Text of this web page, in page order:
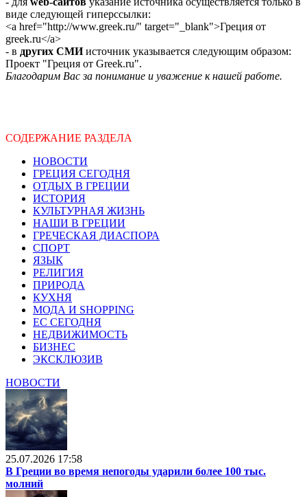
виде следующей гиперссылки:
<a href="http://www.greek.ru/" target="_blank">Греция от
greek.ru</a>
- в других СМИисточник указывается следующим образом:
Проект "Греция от Greek.ru".
Благодарим Вас за понимание и уважение к нашей работе.
СОДЕРЖАНИЕ РАЗДЕЛА
НОВОСТИ
ГРЕЦИЯ СЕГОДНЯ
ОТДЫХ В ГРЕЦИИ
ИСТОРИЯ
КУЛЬТУРНАЯ ЖИЗНЬ
НАШИ В ГРЕЦИИ
ГРЕЧЕСКАЯ ДИАСПОРА
СПОРТ
ЯЗЫК
РЕЛИГИЯ
ПРИРОДА
КУХНЯ
МОДА И SHOPPING
ЕС СЕГОДНЯ
НЕДВИЖИМОСТЬ
БИЗНЕС
ЭКСКЛЮЗИВ
НОВОСТИ
25.07.2026 17:58
В Греции во время непогоды ударили более 100 тыс.
молний